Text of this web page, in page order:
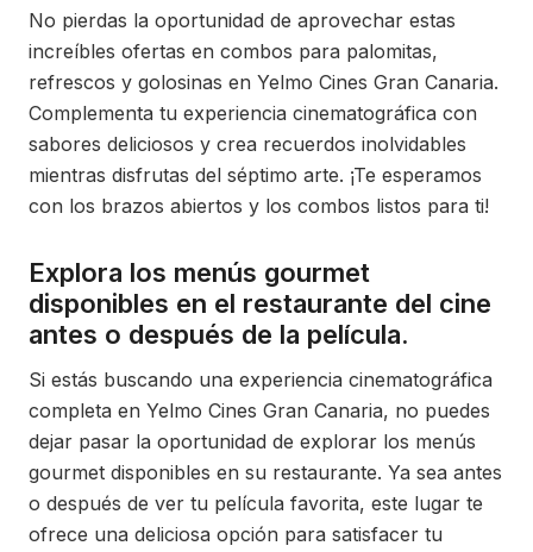
No pierdas la oportunidad de aprovechar estas
increíbles ofertas en combos para palomitas,
refrescos y golosinas en Yelmo Cines Gran Canaria.
Complementa tu experiencia cinematográfica con
sabores deliciosos y crea recuerdos inolvidables
mientras disfrutas del séptimo arte. ¡Te esperamos
con los brazos abiertos y los combos listos para ti!
Explora los menús gourmet
disponibles en el restaurante del cine
antes o después de la película.
Si estás buscando una experiencia cinematográfica
completa en Yelmo Cines Gran Canaria, no puedes
dejar pasar la oportunidad de explorar los menús
gourmet disponibles en su restaurante. Ya sea antes
o después de ver tu película favorita, este lugar te
ofrece una deliciosa opción para satisfacer tu